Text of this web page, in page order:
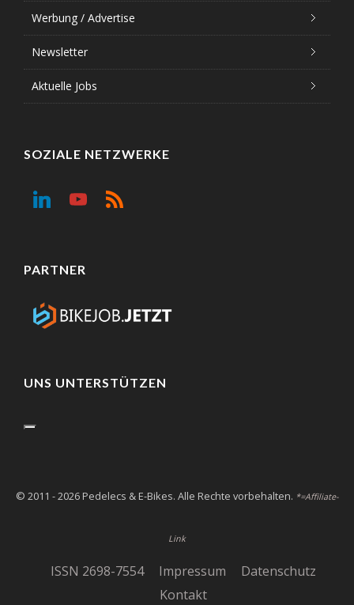
Werbung / Advertise
Newsletter
Aktuelle Jobs
SOZIALE NETZWERKE
PARTNER
UNS UNTERSTÜTZEN
© 2011 - 2026 Pedelecs & E-Bikes. Alle Rechte vorbehalten. *=Affiliate-
Link
ISSN 2698-7554 Impressum
Datenschutz
Kontakt